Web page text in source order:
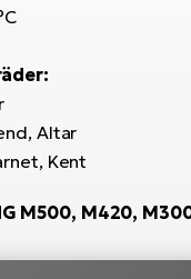
Altar
Kent
M500, M420,